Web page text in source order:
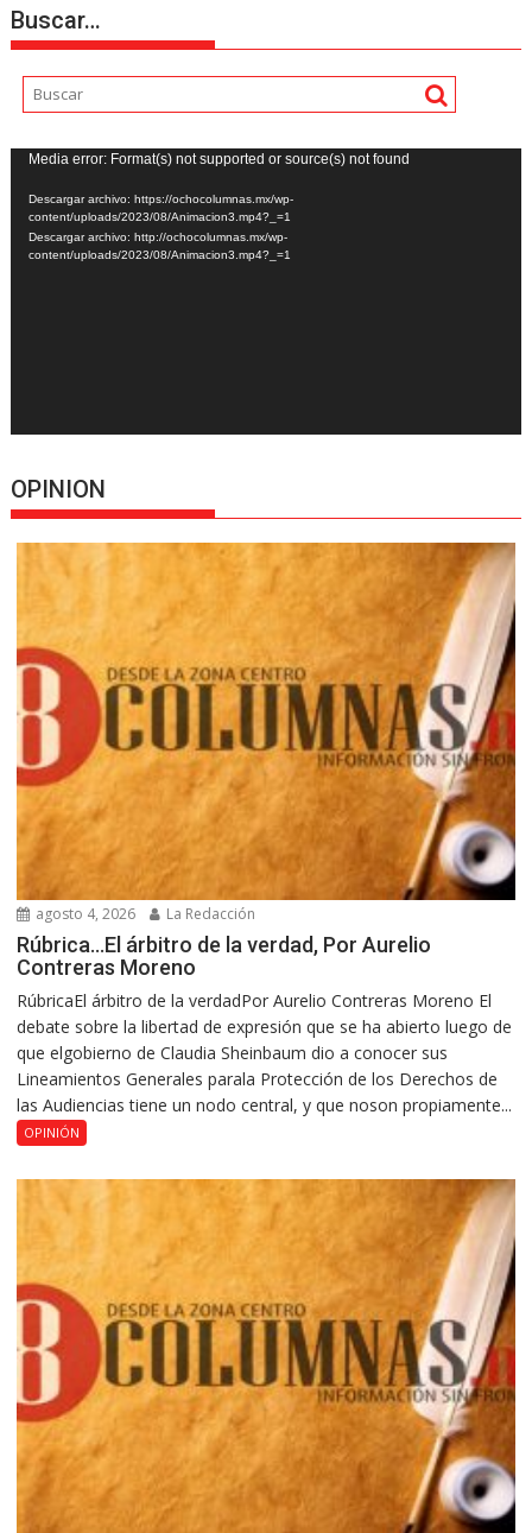
Buscar…
Reproductor
de
vídeo
Media error: Format(s) not supported or source(s) not found
Descargar archivo: https://ochocolumnas.mx/wp-
content/uploads/2023/08/Animacion3.mp4?_=1
Descargar archivo: http://ochocolumnas.mx/wp-
content/uploads/2023/08/Animacion3.mp4?_=1
OPINION
agosto 4, 2026 La Redacción
Rúbrica…El árbitro de la verdad, Por Aurelio
Contreras Moreno
RúbricaEl árbitro de la verdadPor Aurelio Contreras Moreno El
debate sobre la libertad de expresión que se ha abierto luego de
que elgobierno de Claudia Sheinbaum dio a conocer sus
Lineamientos Generales parala Protección de los Derechos de
las Audiencias tiene un nodo central, y que noson propiamente...
OPINIÓN